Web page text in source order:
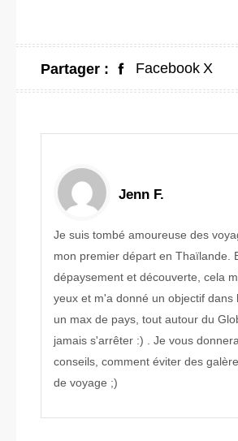
Partager : Facebook X
Jenn F.
Je suis tombé amoureuse des
mon premier départ en Thaïlande.
dépaysement et découverte, cela
yeux et m'a donné un objectif dans
un max de pays, tout autour du
jamais s'arrêter :) . Je vous
conseils, comment éviter des
de voyage ;)